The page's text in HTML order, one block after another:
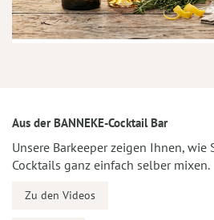
Aus der BANNEKE-Cocktail Bar
Unsere Barkeeper zeigen Ihnen, wie
Cocktails ganz einfach selber mixen.
Zu den Videos